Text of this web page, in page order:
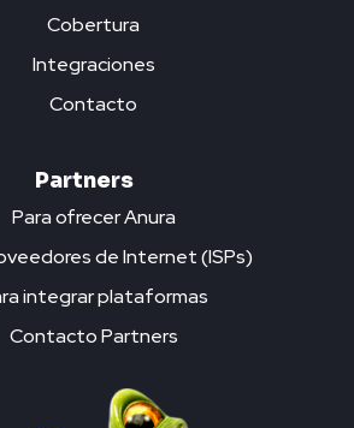
Cobertura
Integraciones
Contacto
Partners
Para ofrecer Anura
de Internet (ISPs)
integrar plataformas
Contacto Partners